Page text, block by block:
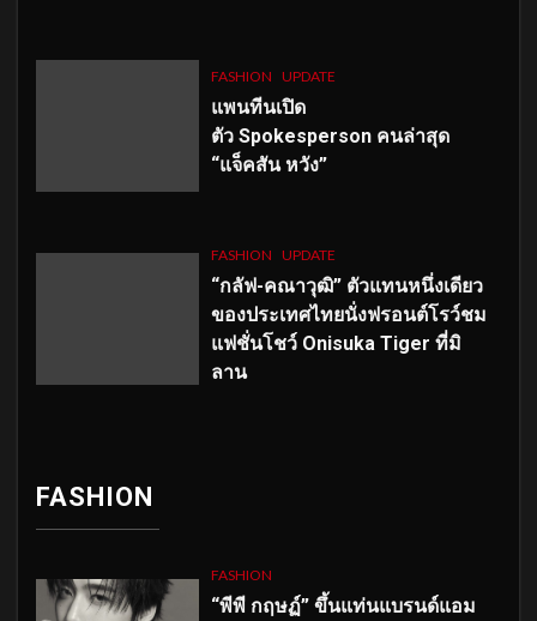
FASHION UPDATE
แพนทีนเปิด
ตัว Spokesperson คนล่าสุด
“แจ็คสัน หวัง”
FASHION UPDATE
“กลัฟ-คณาวุฒิ” ตัวแทนหนึ่งเดียว
ของประเทศไทยนั่งฟรอนต์โรว์ชม
แฟชั่นโชว์ Onisuka Tiger ที่มิ
ลาน
FASHION
FASHION
“พีพี กฤษฏ์” ขึ้นแท่นแบรนด์แอม